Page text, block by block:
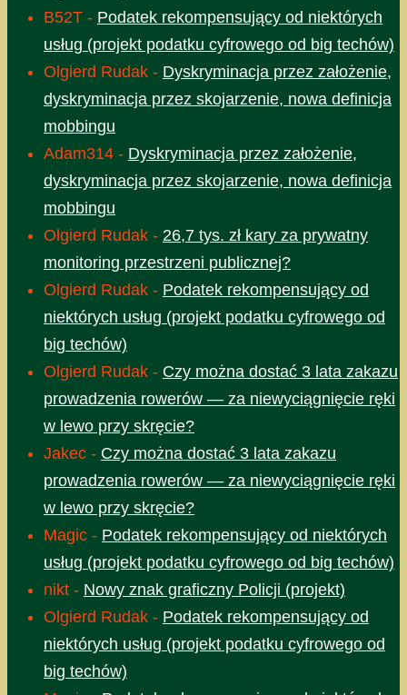
B52T - Podatek rekompensujący od niektórych
usług (projekt podatku cyfrowego od big techów)
Olgierd Rudak - Dyskryminacja przez założenie,
dyskryminacja przez skojarzenie, nowa definicja
mobbingu
Adam314 - Dyskryminacja przez założenie,
dyskryminacja przez skojarzenie, nowa definicja
mobbingu
Olgierd Rudak - 26,7 tys. zł kary za prywatny
monitoring przestrzeni publicznej?
Olgierd Rudak - Podatek rekompensujący od
niektórych usług (projekt podatku cyfrowego od
big techów)
Olgierd Rudak - Czy można dostać 3 lata zakazu
prowadzenia rowerów — za niewyciągnięcie ręki
w lewo przy skręcie?
Jakec - Czy można dostać 3 lata zakazu
prowadzenia rowerów — za niewyciągnięcie ręki
w lewo przy skręcie?
Magic - Podatek rekompensujący od niektórych
usług (projekt podatku cyfrowego od big techów)
nikt - Nowy znak graficzny Policji (projekt)
Olgierd Rudak - Podatek rekompensujący od
niektórych usług (projekt podatku cyfrowego od
big techów)